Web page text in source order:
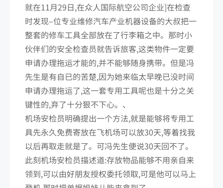
就在11月29日,在众人国际航空公司企业]在检查
时发现–位专业维修汽车产业机器设备的大叔把一
整套的修车工具全部放在了行李箱之中。那时小
伙伴们的安全检查员就告诉旅客,这类物件一定要
申请办理拖运才能的,并不能够随身携带。但是冯
先生是有自已的苦楚,因为她来临太早晚已没时间
申请办理拖运了,这一套专用工具呢也是十分之关
键性的,弃了十分狠不下心。、
机场安检员明确提出一个方法,就是能够将专用工
具先永久免费寄放在飞机场可以放30天,等着找我
以后再取走就是了。可冯先生便说30天回不了。
此刻机场安检员描述道:存放物品能够不用亲自来
领到,可以由好朋友授权委托领取,可是他可以马上